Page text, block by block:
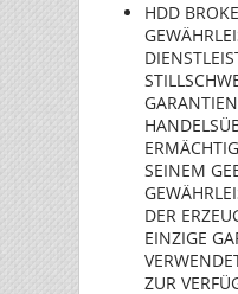
HDD
SEINEM
DER
EINZIGE
ZUR